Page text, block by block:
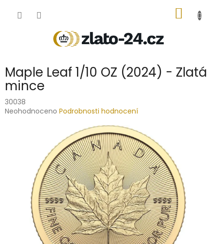
KOŠÍK
Maple Leaf 1/10 OZ (2024) - Zlatá
mince
30038
Průměrné
hvězdiček.
Neohodnoceno Podrobnosti hodnocení